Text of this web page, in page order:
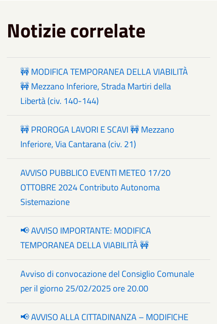
Notizie correlate
🚧 MODIFICA TEMPORANEA DELLA VIABILITÀ
🚧 Mezzano Inferiore, Strada Martiri della
Libertà (civ. 140-144)
🚧 PROROGA LAVORI E SCAVI 🚧 Mezzano
Inferiore, Via Cantarana (civ. 21)
AVVISO PUBBLICO EVENTI METEO 17/20
OTTOBRE 2024 Contributo Autonoma
Sistemazione
📢 AVVISO IMPORTANTE: MODIFICA
TEMPORANEA DELLA VIABILITÀ 🚧
Avviso di convocazione del Consiglio Comunale
per il giorno 25/02/2025 ore 20.00
📢 AVVISO ALLA CITTADINANZA – MODIFICHE